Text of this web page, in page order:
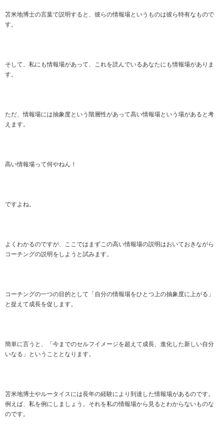
苫米地博士の言葉で説明すると、彼らの情報場というものは彼ら特有なもので
す。
そして、私にも情報場があって、これを読んでいるあなたにも情報場がありま
す。
ただ、情報場には抽象度という階層性があって高い情報場という場があると考
えます。
高い情報場って何やねん！
ですよね。
よくわかるのですが、ここではまずこの高い情報場の説明はおいておきながら
コーチングの説明をしようと試みます。
コーチングの一つの目的として「自分の情報場をひとつ上の抽象度に上がる」
と捉えて成長を促します。
簡単に言うと、「今までのセルフイメージを超えて成長、進化した新しい自分
いなる」ということとなります。
苫米地博士やルータイスには長年の経験により到達した情報場があるのです。
例えば、私を例にしましょう。それを私の情報場から見るとわからないものな
のです。